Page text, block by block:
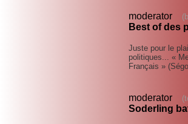
moderator
Best of des
Juste pour le
politiques... «
Français »
moderator
Soderling